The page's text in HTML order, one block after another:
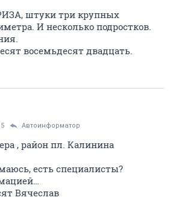
штуки три крупных
И несколько подростков.
восемьдесят двадцать.
Автоинформатор
, район пл. Калинина
есть специалисты?
Вячеслав